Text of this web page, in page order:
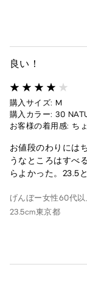
良い！
購入サイズ: M
購入カラー: 30
お客様の着用感: ち
お値段のわりには
うなところはすべ
らよかった。23.5と
げんぼー女性60代以
23.5cm東京都